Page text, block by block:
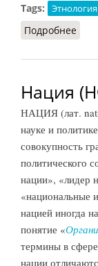
Tags:
Этнология
Подробнее
Нация
НАЦИЯ (лат.
науке и
совокупность
политического
нации», «лидер
«национальные
нацией иногда
понятие «
термины в
нации